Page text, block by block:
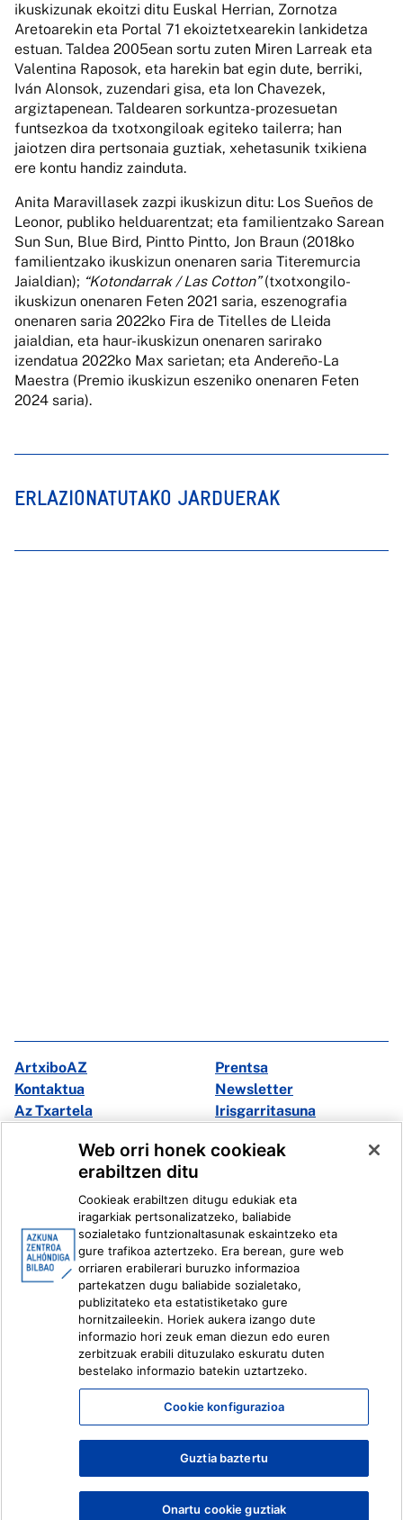
ikuskizunak ekoitzi ditu Euskal Herrian, Zornotza
Aretoarekin eta Portal 71 ekoiztetxearekin lankidetza
estuan. Taldea 2005ean sortu zuten Miren Larreak eta
Valentina Raposok, eta harekin bat egin dute, berriki,
Iván Alonsok, zuzendari gisa, eta Ion Chavezek,
argiztapenean. Taldearen sorkuntza-prozesuetan
funtsezkoa da txotxongiloak egiteko tailerra; han
jaiotzen dira pertsonaia guztiak, xehetasunik txikiena
ere kontu handiz zainduta.
Anita Maravillasek zazpi ikuskizun ditu: Los Sueños de
Leonor, publiko helduarentzat; eta familientzako Sarean
Sun Sun, Blue Bird, Pintto Pintto, Jon Braun (2018ko
familientzako ikuskizun onenaren saria Titeremurcia
Jaialdian); “Kotondarrak / Las Cotton”(txotxongilo-
ikuskizun onenaren Feten 2021 saria, eszenografia
onenaren saria 2022ko Fira de Titelles de Lleida
jaialdian, eta haur-ikuskizun onenaren sarirako
izendatua 2022ko Max sarietan; eta Andereño-La
Maestra (Premio ikuskizun eszeniko onenaren Feten
2024 saria).
ERLAZIONATUTAKO JARDUERAK
ArtxiboAZ
Prentsa
Kontaktua
Newsletter
Az Txartela
Irisgarritasuna
Instagram
Youtube
Linkedin
Ivoox
Lege informazioa Barneko Informazio Sistema
Web orri honek cookieak
erabiltzen ditu
Cookieak erabiltzen ditugu edukiak eta
iragarkiak pertsonalizatzeko, baliabide
sozialetako funtzionaltasunak eskaintzeko eta
gure trafikoa aztertzeko. Era berean, gure web
orriaren erabilerari buruzko informazioa
partekatzen dugu baliabide sozialetako,
publizitateko eta estatistiketako gure
hornitzaileekin. Horiek aukera izango dute
informazio hori zeuk eman diezun edo euren
zerbitzuak erabili dituzulako eskuratu duten
bestelako informazio batekin uztartzeko.
Cookie konfigurazioa
Guztia baztertu
Onartu cookie guztiak